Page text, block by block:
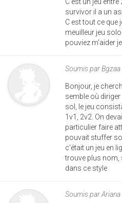
survivor il a un
C est tout ce que
meuilleur jeu
pouviez m'aider
Soumis parBgzaa
Bonjour, je
semble où
sol, le jeu
1v1, 2v2. On
particulier faire
pouvait stuffer
c'était un jeu en
trouve plus nom,
dans ce style
Soumis parAriana